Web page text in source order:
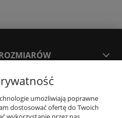
CZAS I KOSZTY DOSTAWY
umożliwiają poprawne
dostosować ofertę do Twoich